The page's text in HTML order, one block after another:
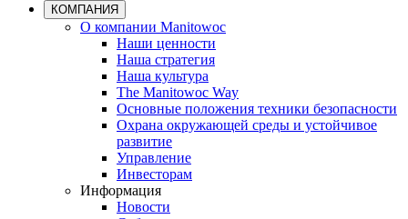
КОМПАНИЯ
О компании Manitowoc
Наши ценности
Наша стратегия
Наша культура
The Manitowoc Way
Основные положения техники безопасности
Охрана окружающей среды и устойчивое
развитие
Управление
Инвесторам
Информация
Новости